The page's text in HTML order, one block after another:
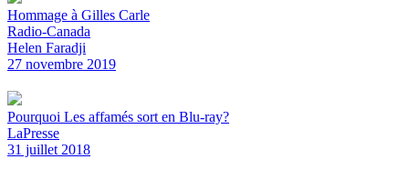
Hommage à Gilles Carle
Radio-Canada
Helen Faradji
27 novembre 2019
Pourquoi Les affamés sort en Blu-ray?
LaPresse
31 juillet 2018